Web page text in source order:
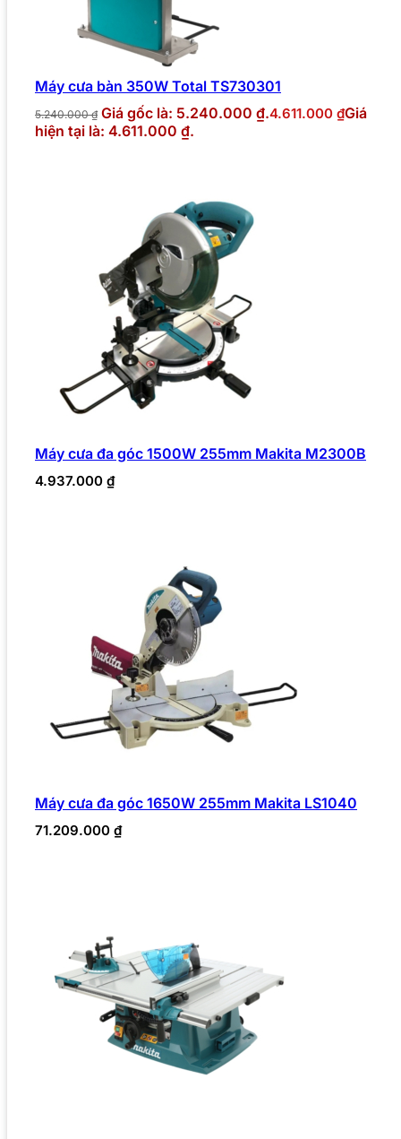
Máy cưa bàn 350W Total TS730301
5.240.000₫ Giá gốc là: 5.240.000 ₫.4.611.000 ₫Giá
hiện tại là: 4.611.000 ₫.
Máy cưa đa góc 1500W 255mm Makita M2300B
4.937.000 ₫
Máy cưa đa góc 1650W 255mm Makita LS1040
71.209.000 ₫